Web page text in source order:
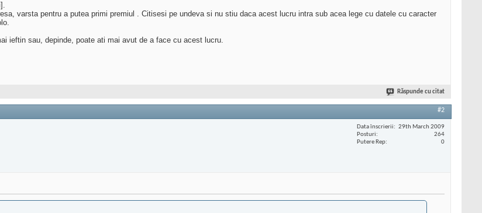
varsta pentru a putea primi premiul . Citisesi pe undeva si nu stiu daca acest lucru intra sub acea lege cu datele cu caracter
ieftin sau, depinde, poate ati mai avut de a face cu acest lucru.
Răspunde cu citat
#2
Data înscrierii
29th March 2009
Posturi
264
Putere Rep
0